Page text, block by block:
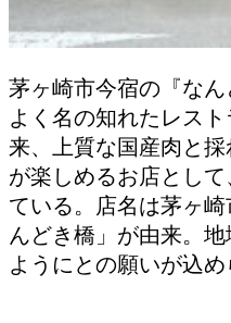
茅ヶ崎市今宿の『な
よく名の知れたレス
来、上質な国産肉と
が楽しめるお店とし
ている。店名は茅ヶ
んどき橋」が由来。
ようにとの願いが込め